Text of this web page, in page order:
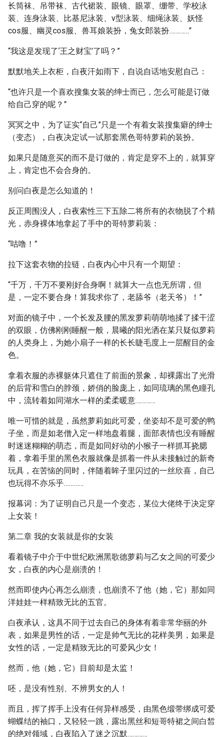
长筒袜、吊带袜、古代裙装、眼镜、眼罩、绷带、学校泳
装、连身泳装、比基尼泳装、v型泳装、细绳泳装、妖怪
cos服、幽灵cos服、兽耳娘装扮，兔女郎装扮…………”
“我这是发现了‘王之财宝’了吗？”
默默地关上衣柜，白夜汗如雨下，自说自话地安慰自己：
“也许只是一个喜欢搜集女装的绅士而已，怎么可能是订做
给自己穿的呢？”
冥冥之中，为了证实“自己”只是一个有着女装搜集癖的绅士
（变态），白夜决定试一试那套黑色哥特萝莉的装扮。
如果只是随意买的而不是订做的，肯定是穿不上的，就算穿
上，肯定也不会合身的。
别问白夜是怎么知道的！
反正周围没人，白夜索性三下五除二将所有的衣物脱了个精
光，赤身裸体地拿起了手中的哥特萝莉装：
“咕噜！”
拉下这套衣物的拉链，白夜内心中只有一个期望：
“千万，千万不要刚好合身啊！就算大一点也无所谓，但
是，一定不要合身！算我求你了，老舔爷（老天爷）！”
对面的镜子中，一个长发及腰的黑发萝莉萌萌地揉了揉干涩
的双眼，仿佛刚刚睡醒一般，晨曦的阳光洒在某只疑似萝莉
的人类身上，为她小扇子一样的长长睫毛度上一层醒目的金
色。
拿着衣服的赤裸躯体只遮住了前面的景象，却裸露出了光滑
的后背和雪白的脖颈，娇俏的脸庞上，如同琉璃的黑色瞳孔
中，流转着如同湖水一样的柔柔暖意…………
唯一可惜的就是，虽然萝莉如此可爱，坐姿却不是可爱的鸭
子坐，而是如老僧入定一样地盘着腿，面部表情也没有睡醒
时迷迷糊糊的萌态，而是如同好动的小猴子一样抓耳挠腮
着，拿着手里的黑色衣服就像是抓着一件从未接触过的新奇
玩具，在苦恼的同时，伴随着眸子里闪过的一丝欣喜，自己
也玩得不亦乐乎…………
报幕词：为了证明自己只是一个变态，某位大佬终于决定穿
上女装！
第二章 我的女装就是你的女装
看着镜子中介于中世纪欧洲黑歌德萝莉与乙女之间的可爱少
女，白夜的内心是崩溃的！
然而即使内心再怎么崩溃，也崩溃不了他（她，它）那如同
洋娃娃一样精致无比的五官。
白夜承认，这具不同于过去自己的身体有着非常华丽的外
表，如果是男性的话，一定是帅气无比的花样美男，如果是
女性的话，一定是精致无比的可爱风少女！
然而，他（她，它）目前却是太监！
呸，是没有性别、不辨男女的人！
而且，挥了挥手上没有任何异样感受，由黑色缎带绑成可爱
蝴蝶结的袖口，又轻轻一跳，露出黑丝和短哥特裙之间白皙
的绝对领域，白夜陷入了迷之沉默…………